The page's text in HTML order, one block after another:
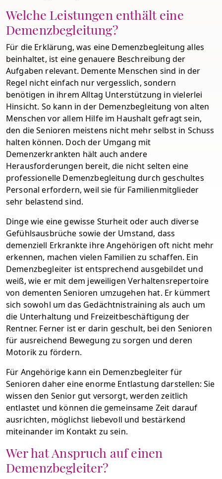
Welche Leistungen enthält eine
Demenzbegleitung?
Für die Erklärung, was eine Demenzbegleitung alles
beinhaltet, ist eine genauere Beschreibung der
Aufgaben relevant. Demente Menschen sind in der
Regel nicht einfach nur vergesslich, sondern
benötigen in ihrem Alltag Unterstützung in vielerlei
Hinsicht. So kann in der Demenzbegleitung von alten
Menschen vor allem Hilfe im Haushalt gefragt sein,
den die Senioren meistens nicht mehr selbst in Schuss
halten können. Doch der Umgang mit
Demenzerkrankten hält auch andere
Herausforderungen bereit, die nicht selten eine
professionelle Demenzbegleitung durch geschultes
Personal erfordern, weil sie für Familienmitglieder
sehr belastend sind.
Dinge wie eine gewisse Sturheit oder auch diverse
Gefühlsausbrüche sowie der Umstand, dass
demenziell Erkrankte ihre Angehörigen oft nicht mehr
erkennen, machen vielen Familien zu schaffen. Ein
Demenzbegleiter ist entsprechend ausgebildet und
weiß, wie er mit dem jeweiligen Verhaltensrepertoire
von dementen Senioren umzugehen hat. Er kümmert
sich sowohl um das Gedächtnistraining als auch um
die Unterhaltung und Freizeitbeschäftigung der
Rentner. Ferner ist er darin geschult, bei den Senioren
für ausreichend Bewegung zu sorgen und deren
Motorik zu fördern.
Für Angehörige kann ein Demenzbegleiter für
Senioren daher eine enorme Entlastung darstellen: Sie
wissen den Senior gut versorgt, werden zeitlich
entlastet und können die gemeinsame Zeit darauf
ausrichten, möglichst liebevoll und bestärkend
miteinander im Kontakt zu sein.
Wer hat Anspruch auf einen
Demenzbegleiter?